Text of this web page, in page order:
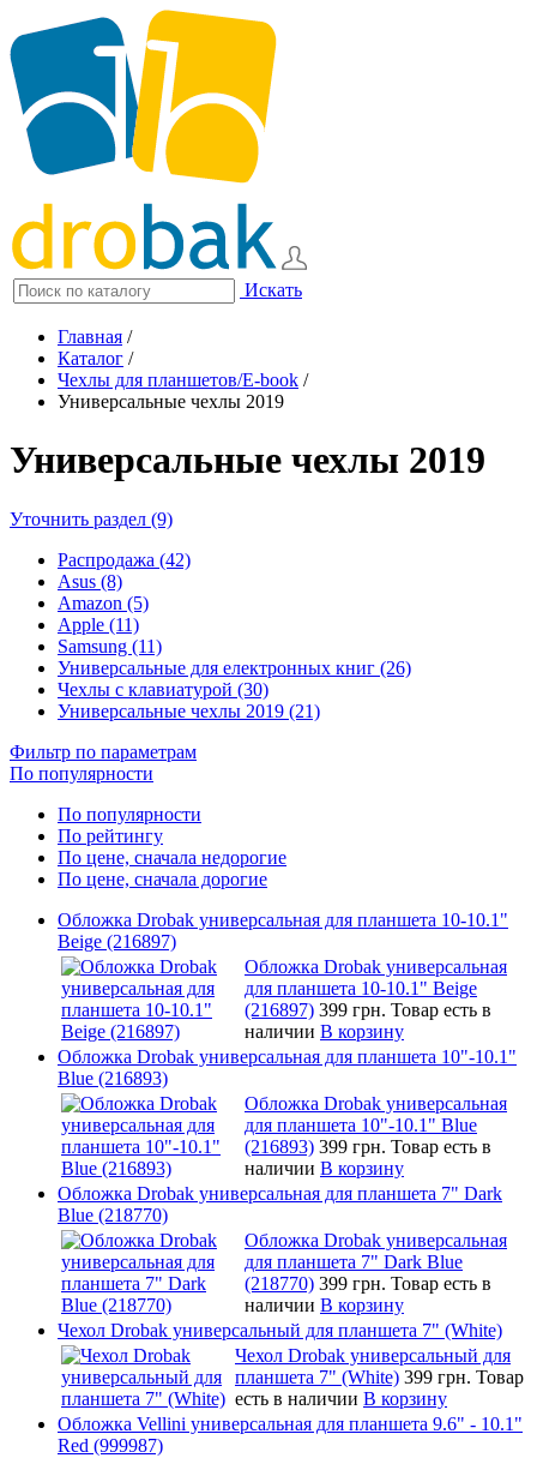
Искать
Главная /
Каталог /
Чехлы для планшетов/E-book /
Универсальные чехлы 2019
Универсальные чехлы 2019
Уточнить раздел (9)
Распродажа (42)
Asus (8)
Amazon (5)
Apple (11)
Samsung (11)
Универсальные для електронных книг (26)
Чехлы с клавиатурой (30)
Универсальные чехлы 2019 (21)
Фильтр по параметрам
По популярности
По популярности
По рейтингу
По цене, сначала недорогие
По цене, сначала дорогие
Обложка Drobak универсальная для планшета 10-10.1"
Beige (216897)
Обложка Drobak универсальная
для планшета 10-10.1" Beige
(216897) 399 грн. Товар есть в
наличии В корзину
Обложка Drobak универсальная для планшета 10"-10.1"
Blue (216893)
Обложка Drobak универсальная
для планшета 10"-10.1" Blue
(216893) 399 грн. Товар есть в
наличии В корзину
Обложка Drobak универсальная для планшета 7" Dark
Blue (218770)
Обложка Drobak универсальная
для планшета 7" Dark Blue
(218770) 399 грн. Товар есть в
наличии В корзину
Чехол Drobak универсальный для планшета 7" (White)
Чехол Drobak универсальный для
планшета 7" (White) 399 грн. Товар
есть в наличии В корзину
Обложка Vellini универсальная для планшета 9.6" - 10.1"
Red (999987)